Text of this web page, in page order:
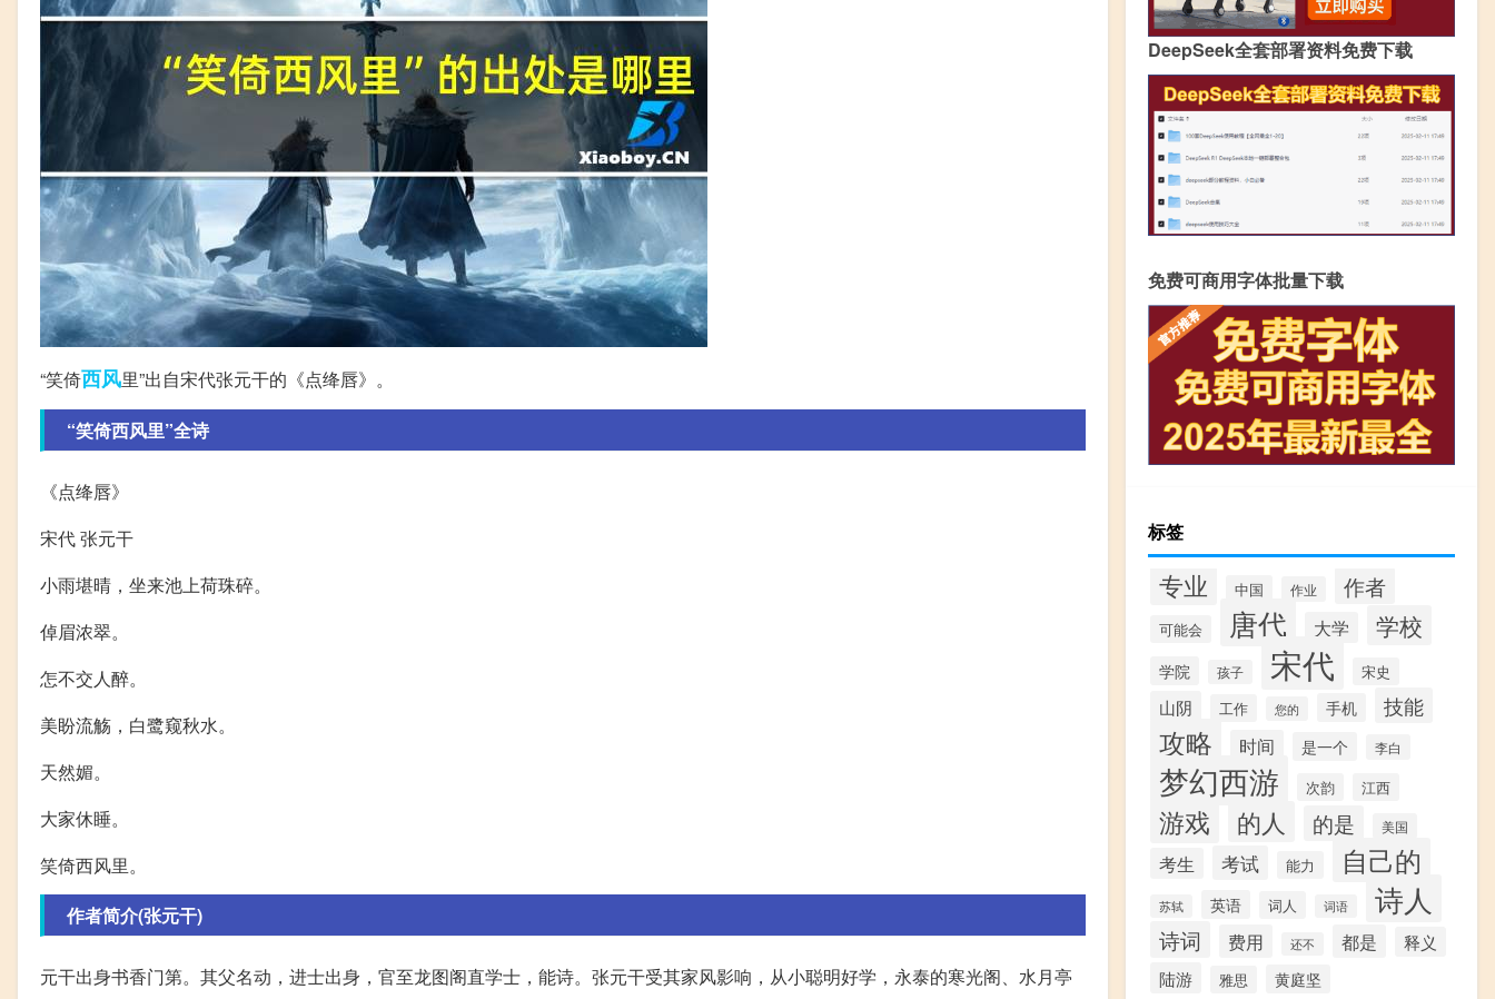
“笑倚西风里”出自宋代张元干的《点绛唇》。
“笑倚西风里”全诗
《点绛唇》
宋代 张元干
小雨堪晴，坐来池上荷珠碎。
倬眉浓翠。
怎不交人醉。
美盼流觞，白鹭窥秋水。
天然媚。
大家休睡。
笑倚西风里。
作者简介(张元干)
元干出身书香门第。其父名动，进士出身，官至龙图阁直学士，能诗。张元干受其家风影响，从小聪明好学，永泰的寒光阁、水月亭
DeepSeek全套部署资料免费下载
免费可商用字体批量下载
标签
专业 中国 作业 作者
可能会 唐代 大学 学校
学院 孩子 宋代 宋史
山阴 工作 您的 手机 技能
攻略 时间 是一个 李白
梦幻西游 次韵 江西
游戏 的人 的是 美国
考生 考试 能力 自己的
苏轼 英语 词人 词语 诗人
诗词 费用 还不 都是 释义
陆游 雅思 黄庭坚